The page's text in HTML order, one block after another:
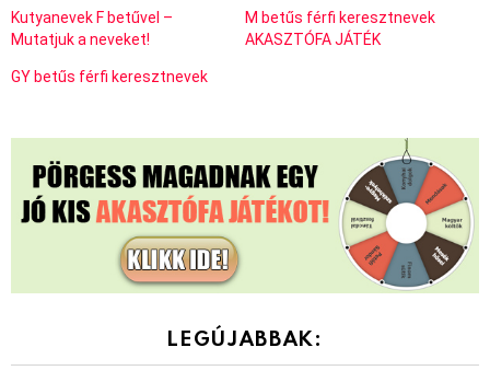
Kutyanevek F betűvel –
Mutatjuk a neveket!
M betűs férfi keresztnevek
AKASZTÓFA JÁTÉK
GY betűs férfi keresztnevek
LEGÚJABBAK: